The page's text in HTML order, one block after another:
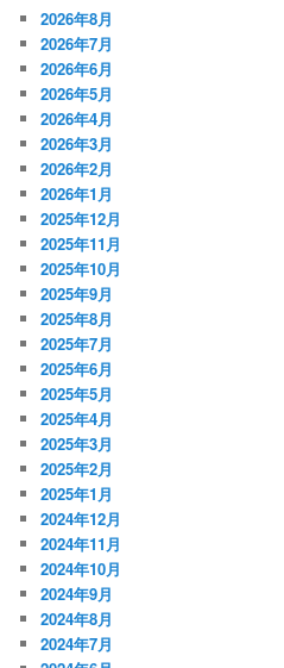
2026年8月
2026年7月
2026年6月
2026年5月
2026年4月
2026年3月
2026年2月
2026年1月
2025年12月
2025年11月
2025年10月
2025年9月
2025年8月
2025年7月
2025年6月
2025年5月
2025年4月
2025年3月
2025年2月
2025年1月
2024年12月
2024年11月
2024年10月
2024年9月
2024年8月
2024年7月